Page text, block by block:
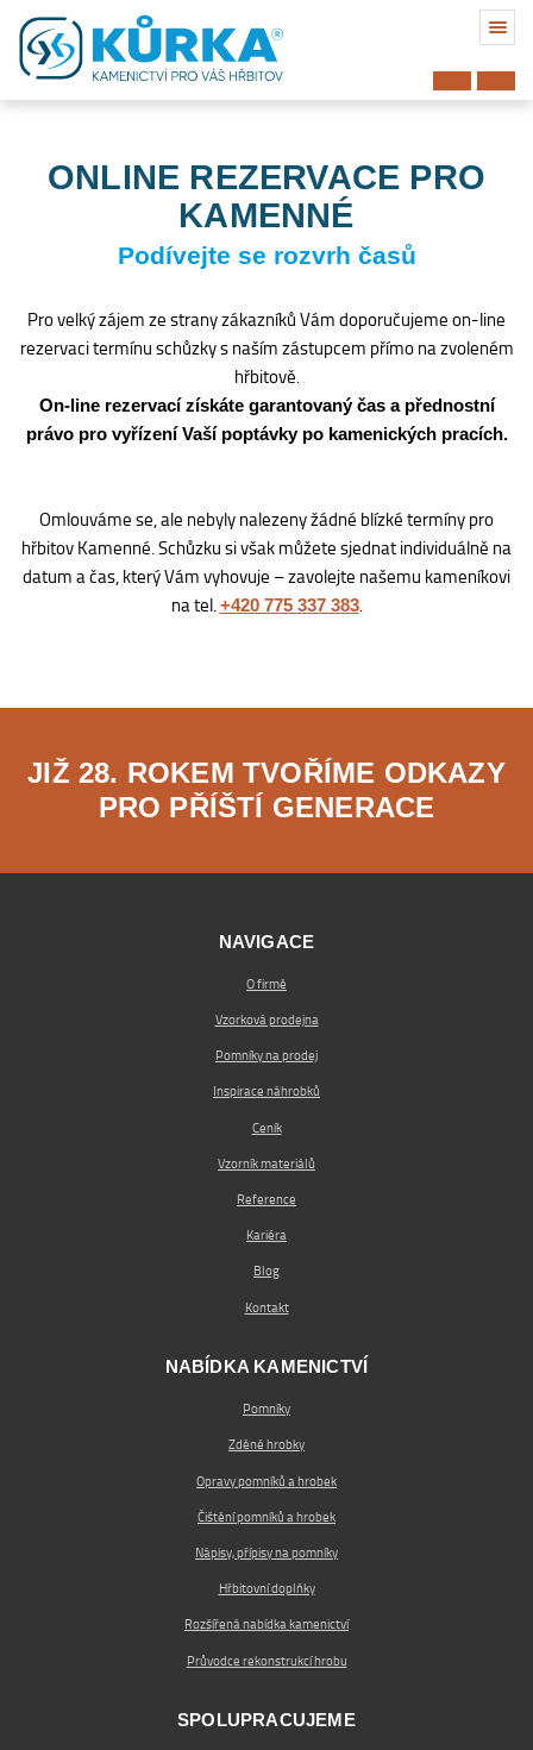
ONLINE REZERVACE PRO
KAMENNÉ
Podívejte se rozvrh časů
Pro velký zájem ze strany zákazníků Vám doporučujeme on-line
rezervaci termínu schůzky s naším zástupcem přímo na zvoleném
hřbitově.
On-line rezervací získáte garantovaný čas a přednostní
právo pro vyřízení Vaší poptávky po kamenických pracích.
Omlouváme se, ale nebyly nalezeny žádné blízké termíny pro
hřbitov Kamenné. Schůzku si však můžete sjednat individuálně na
datum a čas, který Vám vyhovuje – zavolejte našemu kameníkovi
na tel.+420 775 337 383.
JIŽ 28. ROKEM TVOŘÍME ODKAZY
PRO PŘÍŠTÍ GENERACE
NAVIGACE
O firmě
Vzorková prodejna
Pomníky na prodej
Inspirace náhrobků
Ceník
Vzorník materiálů
Reference
Kariéra
Blog
Kontakt
NABÍDKA KAMENICTVÍ
Pomníky
Zděné hrobky
Opravy pomníků a hrobek
Čištění pomníků a hrobek
Nápisy, přípisy na pomníky
Hřbitovní doplňky
Rozšířená nabídka kamenictví
Průvodce rekonstrukcí hrobu
SPOLUPRACUJEME